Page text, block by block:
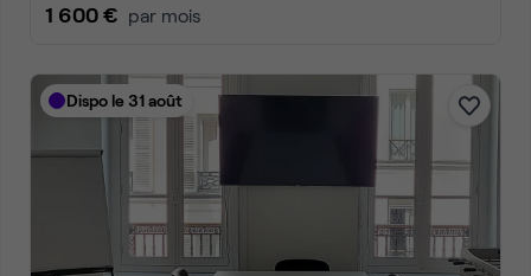
1 600 € par mois
Dispo le 31 août